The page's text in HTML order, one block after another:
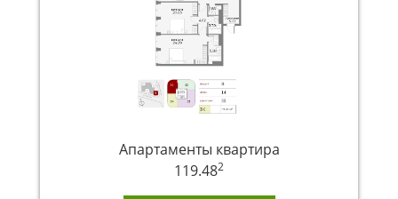
Апартаменты квартира
119.482